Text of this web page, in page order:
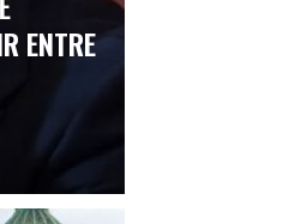
ENTRE